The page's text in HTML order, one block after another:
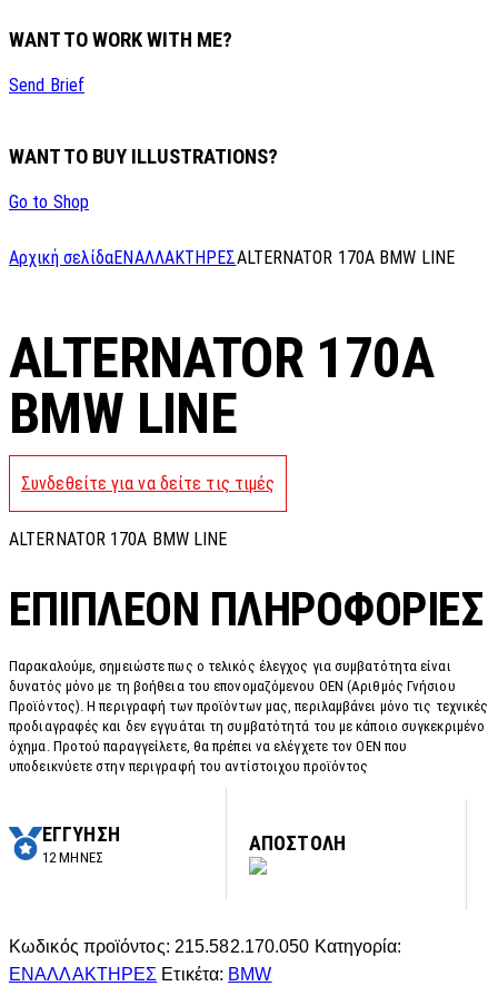
WANT TO WORK WITH ME?
Send Brief
WANT TO BUY ILLUSTRATIONS?
Go to Shop
Αρχική σελίδαΕΝΑΛΛΑΚΤΗΡΕΣALTERNATOR 170A BMW LINE
ALTERNATOR 170A
BMW LINE
Συνδεθείτε για να δείτε τις τιμές
ALTERNATOR 170A BMW LINE
ΕΠΙΠΛΈΟΝ ΠΛΗΡΟΦΟΡΊΕΣ
Παρακαλούμε, σημειώστε πως ο τελικός έλεγχος για συμβατότητα είναι
δυνατός μόνο με τη βοήθεια του επονομαζόμενου OEN (Αριθμός Γνήσιου
Προϊόντος). Η περιγραφή των προϊόντων μας, περιλαμβάνει μόνο τις τεχνικές
προδιαγραφές και δεν εγγυάται τη συμβατότητά του με κάποιο συγκεκριμένο
όχημα. Προτού παραγγείλετε, θα πρέπει να ελέγχετε τον OEN που
υποδεικνύετε στην περιγραφή του αντίστοιχου προϊόντος
ΕΓΓΥΗΣΗ
12 ΜΗΝΕΣ
ΑΠΟΣΤΟΛΗ
Κωδικός προϊόντος: 215.582.170.050 Κατηγορία:
ΕΝΑΛΛΑΚΤΗΡΕΣ Ετικέτα: BMW